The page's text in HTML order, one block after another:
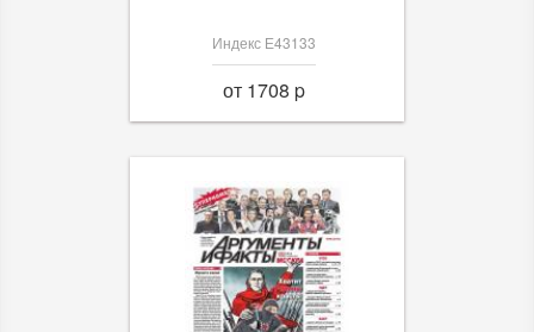
Индекс Е43133
от 1708 p